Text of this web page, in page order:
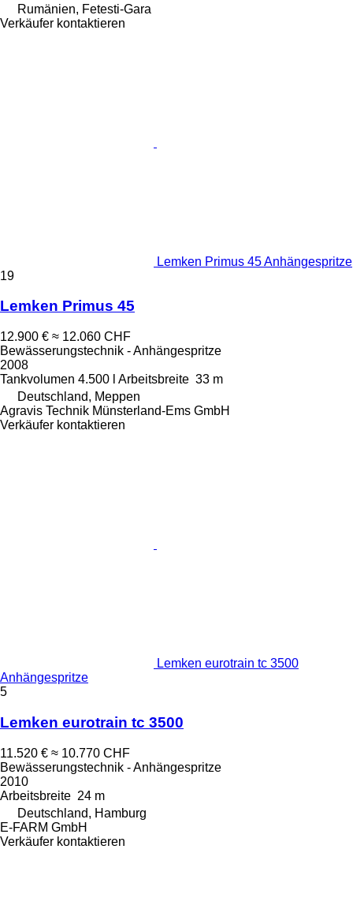
Rumänien, Fetesti-Gara
Verkäufer kontaktieren
Lemken Primus 45 Anhängespritze
19
Lemken Primus 45
12.900 € ≈ 12.060 CHF
Bewässerungstechnik - Anhängespritze
2008
Tankvolumen 4.500 l Arbeitsbreite 33 m
Deutschland, Meppen
Agravis Technik Münsterland-Ems GmbH
Verkäufer kontaktieren
Lemken eurotrain tc 3500
Anhängespritze
5
Lemken eurotrain tc 3500
11.520 € ≈ 10.770 CHF
Bewässerungstechnik - Anhängespritze
2010
Arbeitsbreite 24 m
Deutschland, Hamburg
E-FARM GmbH
Verkäufer kontaktieren